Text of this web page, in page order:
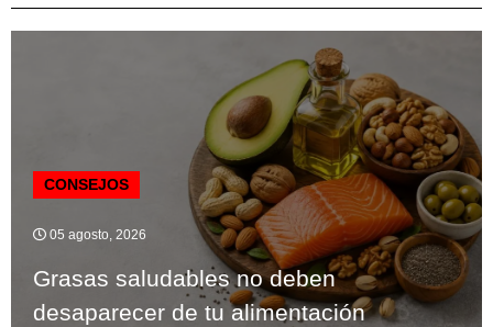
CONSEJOS
05 agosto, 2026
Grasas saludables no deben
desaparecer de tu alimentación